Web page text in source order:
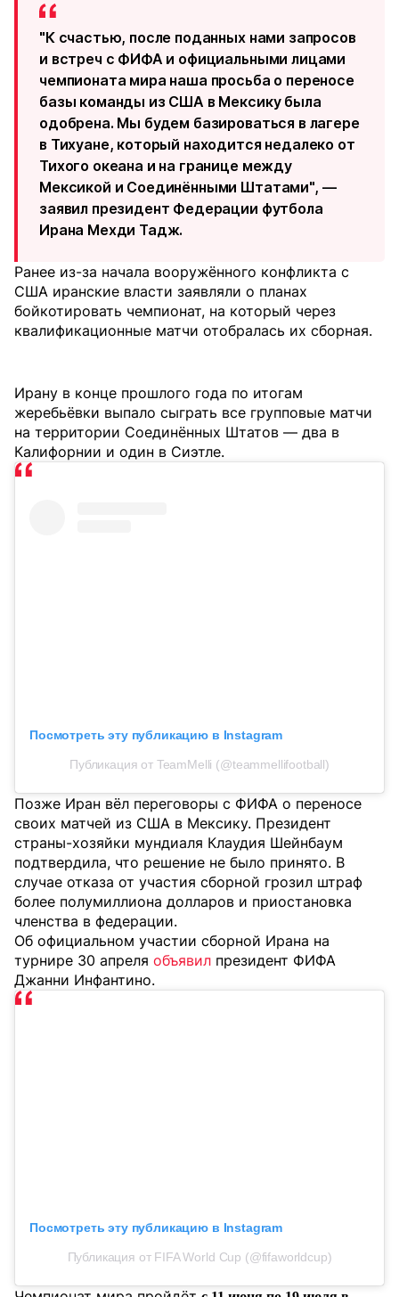
"К счастью, после поданных нами запросов
и встреч с ФИФА и официальными лицами
чемпионата мира наша просьба о переносе
базы команды из США в Мексику была
одобрена. Мы будем базироваться в лагере
в Тихуане, который находится недалеко от
Тихого океана и на границе между
Мексикой и Соединёнными Штатами", —
заявил президент Федерации футбола
Ирана Мехди Тадж.
Ранее из-за начала вооружённого конфликта с
США иранские власти заявляли о планах
бойкотировать чемпионат, на который через
квалификационные матчи отобралась их сборная.
Ирану в конце прошлого года по итогам
жеребьёвки выпало сыграть все групповые матчи
на территории Соединённых Штатов — два в
Калифорнии и один в Сиэтле.
Посмотреть эту публикацию в Instagram
Публикация от TeamMelli (@teammellifootball)
Позже Иран вёл переговоры с ФИФА о переносе
своих матчей из США в Мексику. Президент
страны-хозяйки мундиаля Клаудия Шейнбаум
подтвердила, что решение не было принято. В
случае отказа от участия сборной грозил штраф
более полумиллиона долларов и приостановка
членства в федерации.
Об официальном участии сборной Ирана на
турнире 30 апреля объявил президент ФИФА
Джанни Инфантино.
Посмотреть эту публикацию в Instagram
Публикация от FIFA World Cup (@fifaworldcup)